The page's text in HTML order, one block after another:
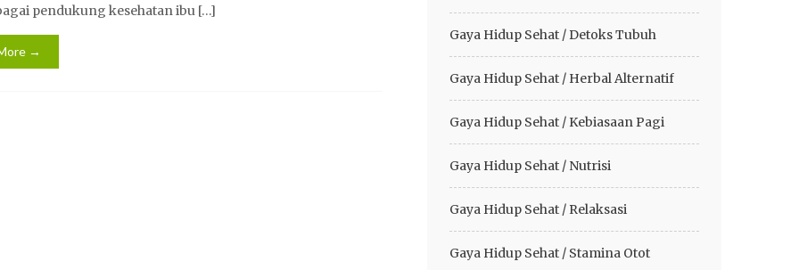
pendukung kesehatan ibu […]
→
Gaya Hidup Sehat / Detoks Tubuh
Gaya Hidup Sehat / Herbal Alternatif
Gaya Hidup Sehat / Kebiasaan Pagi
Gaya Hidup Sehat / Nutrisi
Gaya Hidup Sehat / Relaksasi
Gaya Hidup Sehat / Stamina Otot